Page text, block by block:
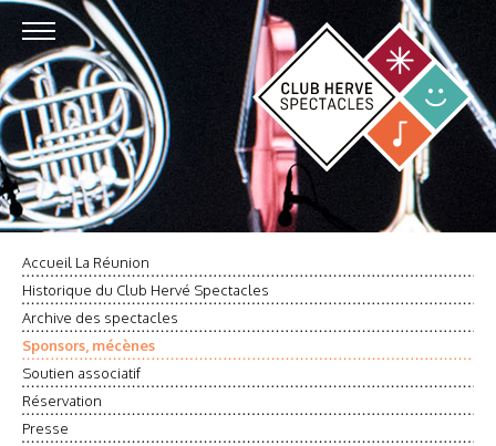
Accueil La Réunion
Historique du Club Hervé Spectacles
Archive des spectacles
Sponsors, mécènes
Soutien associatif
Réservation
Presse